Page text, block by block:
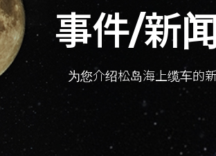
事件/新
为您介绍松岛海上缆车的